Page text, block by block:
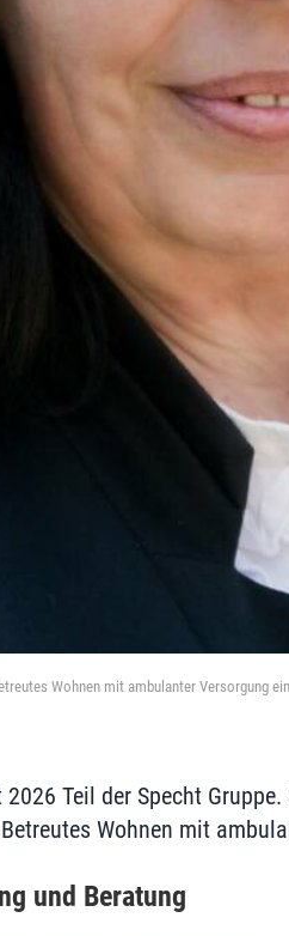
Wohnen mit ambulanter Versorgung
Teil der Specht
Wohnen mit
und Beratung